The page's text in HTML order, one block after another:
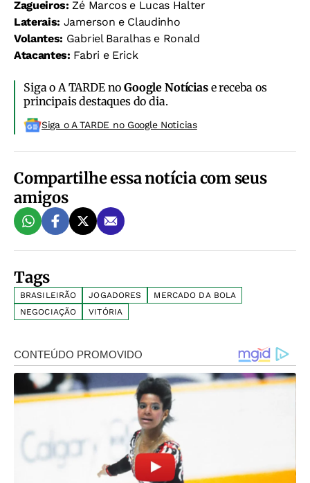
Zagueiros: Zé Marcos e Lucas Halter
Laterais: Jamerson e Claudinho
Volantes: Gabriel Baralhas e Ronald
Atacantes: Fabri e Erick
Siga o A TARDE noGoogle Notíciase receba os
principais destaques do dia.
Siga o A TARDE no Google Noticias
Compartilhe essa notícia com seus
amigos
Tags
BRASILEIRÃO JOGADORES
MERCADO DA BOLA
NEGOCIAÇÃO
VITÓRIA